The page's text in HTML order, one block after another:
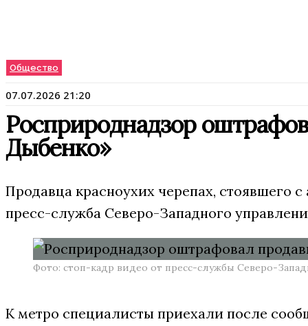
Общество
07.07.2026 21:20
Росприроднадзор
Дыбенко»
Продавца красноухих черепах,
пресс-служба Северо-Западного
Фото: стоп-кадр видео от пресс-службы Северо-
К метро специалисты приехали после